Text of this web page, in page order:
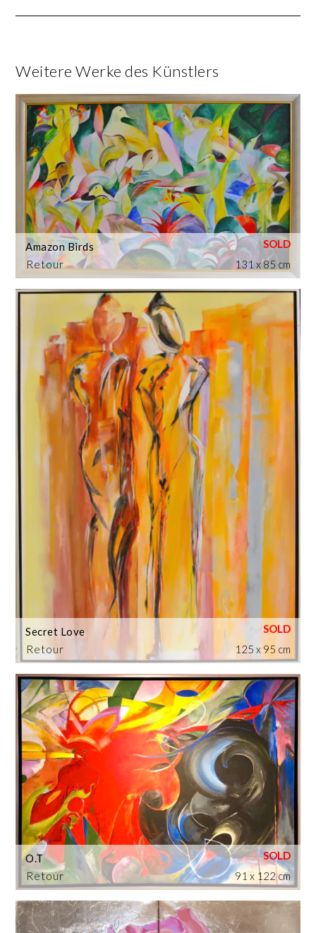
Weitere Werke des Künstlers
Retour
Amazon Birds
131 x 85 cm
Retour
Secret Love
125 x 95 cm
Retour
O.T
91 x 122 cm